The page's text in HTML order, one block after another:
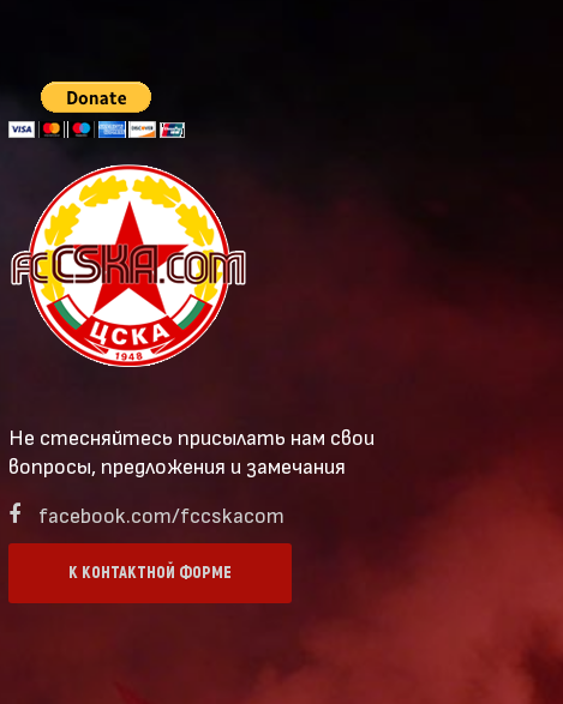
Не стесняйтесь присылать нам свои
вопросы, предложения и замечания
facebook.com/fccskacom
К КОНТАКТНОЙ ФОРМЕ